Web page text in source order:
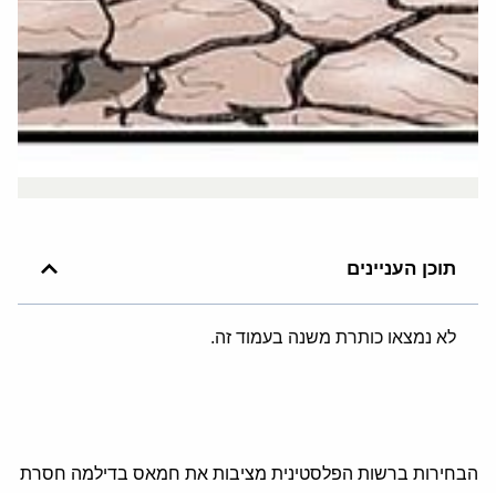
תוכן העניינים
לא נמצאו כותרת משנה בעמוד זה.
הבחירות ברשות הפלסטינית מציבות את חמאס בדילמה חסרת